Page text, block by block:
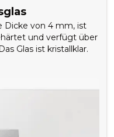
Dicke von 4 mm, ist
und verfügt über
Glas ist kristallklar.